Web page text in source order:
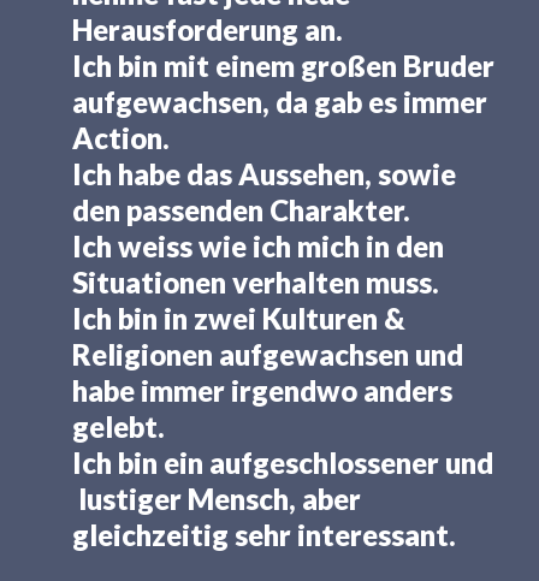
Herausforderung an.
Ich bin mit einem großen Bruder
aufgewachsen, da gab es immer
Action.
Ich habe das Aussehen, sowie
den passenden Charakter.
Ich weiss wie ich mich in den
Situationen verhalten muss.
Ich bin in zwei Kulturen &
Religionen aufgewachsen und
habe immer irgendwo anders
gelebt.
Ich bin ein aufgeschlossener und
lustiger Mensch, aber
gleichzeitig sehr interessant.